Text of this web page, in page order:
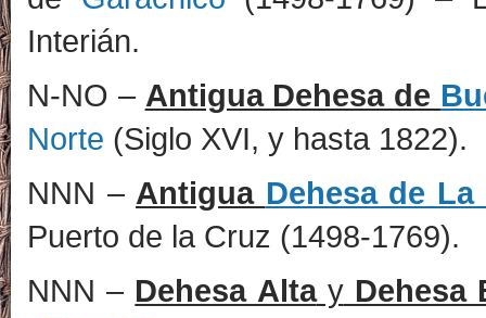
Interián.
N-NO – Antigua Dehesa de
Norte (Siglo XVI, y hasta 1822).
NNN – Antigua Dehesa de La
Puerto de la Cruz (1498-1769).
NNN – Dehesa AltayDehesa